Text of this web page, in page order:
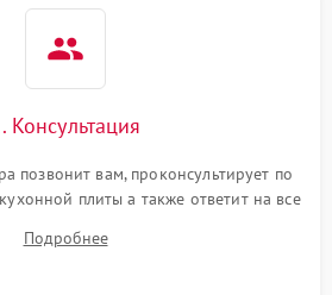
Консультация
позвонит вам, проконсультирует по
плиты а также ответит на все
Подробнее